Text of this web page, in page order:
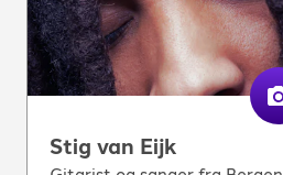
Stig van Eijk